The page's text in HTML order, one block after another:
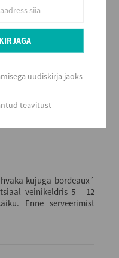
kujuga bordeaux´
veinikeldris 5 - 12
Enne serveerimist
uudiskirja jaoks
teavitust